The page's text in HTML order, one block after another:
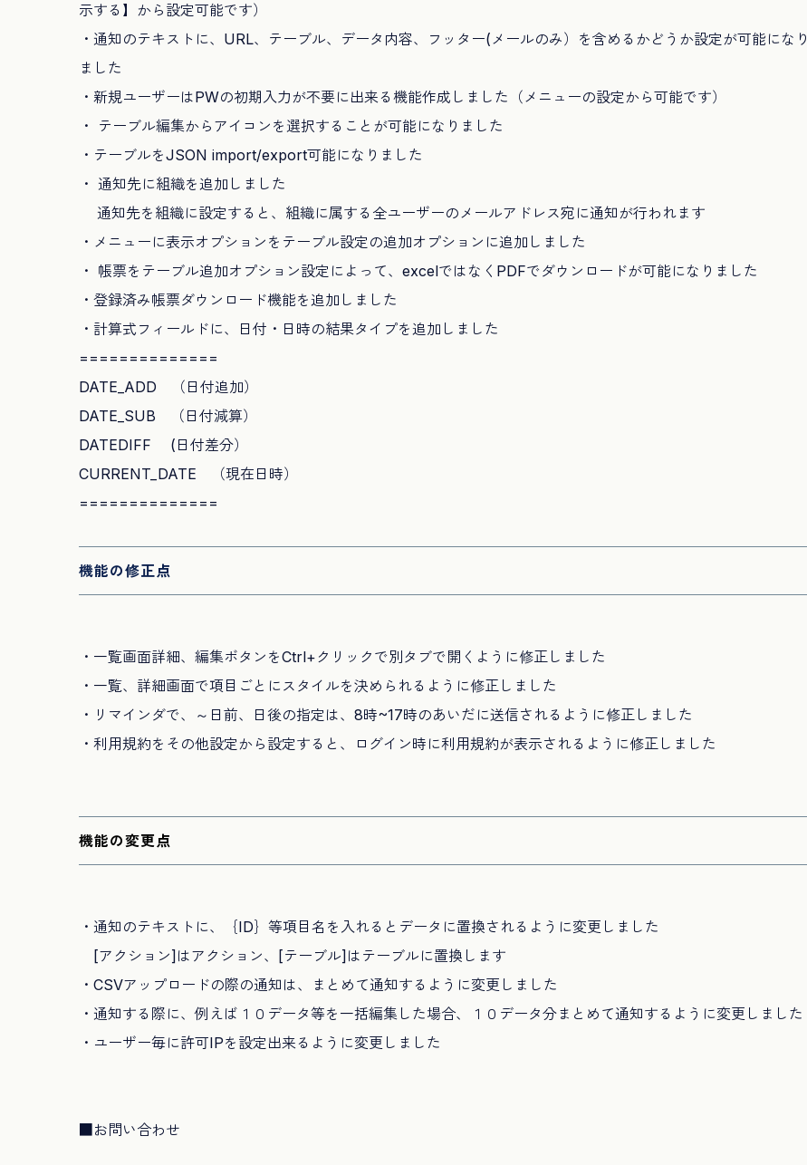
示する】から設定可能です）
・通知のテキストに、URL、テーブル、データ内容、フッター(メールのみ）を含めるかどうか設定が可能になり
ました
・新規ユーザーはPWの初期入力が不要に出来る機能作成しました（メニューの設定から可能です）
・ テーブル編集からアイコンを選択することが可能になりました
・テーブルをJSON import/export可能になりました
・ 通知先に組織を追加しました
通知先を組織に設定すると、組織に属する全ユーザーのメールアドレス宛に通知が行われます
・メニューに表示オプションをテーブル設定の追加オプションに追加しました
・ 帳票をテーブル追加オプション設定によって、excelではなくPDFでダウンロードが可能になりました
・登録済み帳票ダウンロード機能を追加しました
・計算式フィールドに、日付・日時の結果タイプを追加しました
==============
DATE_ADD （日付追加）
DATE_SUB （日付減算）
DATEDIFF (日付差分）
CURRENT_DATE （現在日時）
==============
機能の修正点
・一覧画面詳細、編集ボタンをCtrl+クリックで別タブで開くように修正しました
・一覧、詳細画面で項目ごとにスタイルを決められるように修正しました
・リマインダで、～日前、日後の指定は、8時~17時のあいだに送信されるように修正しました
・利用規約をその他設定から設定すると、ログイン時に利用規約が表示されるように修正しました
機能の変更点
・通知のテキストに、｛ID｝等項目名を入れるとデータに置換されるように変更しました
[アクション]はアクション、[テーブル]はテーブルに置換します
・CSVアップロードの際の通知は、まとめて通知するように変更しました
・通知する際に、例えば１０データ等を一括編集した場合、１０データ分まとめて通知するように変更しました
・ユーザー毎に許可IPを設定出来るように変更しました
■お問い合わせ